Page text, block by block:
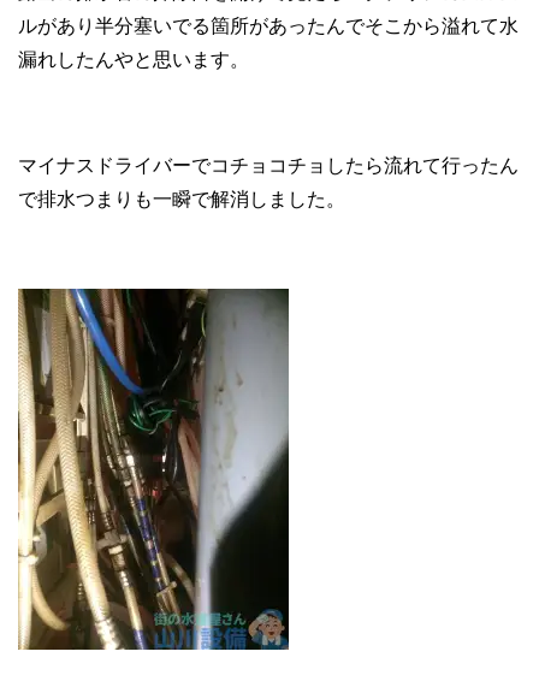
ルがあり半分塞いでる箇所があったんでそこから溢れて水
漏れしたんやと思います。
マイナスドライバーでコチョコチョしたら流れて行ったん
で排水つまりも一瞬で解消しました。